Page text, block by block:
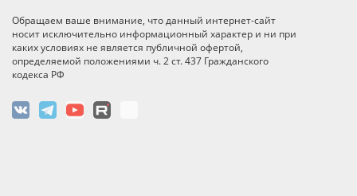
Обращаем ваше внимание, что данный интернет-сайт
носит исключительно информационный характер и ни при
каких условиях не является публичной офертой,
определяемой положениями ч. 2 ст. 437 Гражданского
кодекса РФ